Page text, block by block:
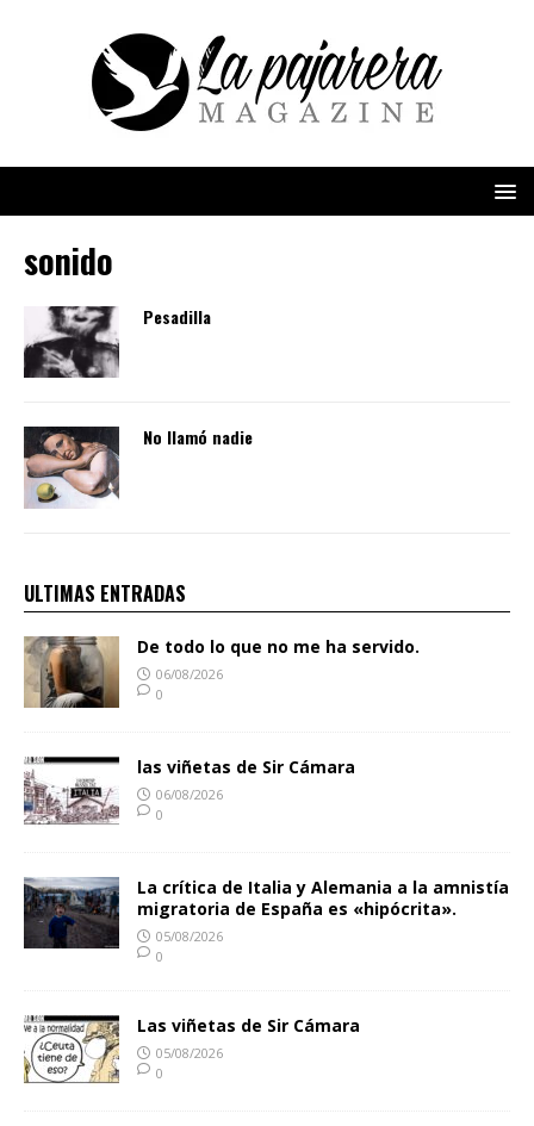
sonido
Pesadilla
No llamó nadie
ULTIMAS ENTRADAS
De todo lo que no me ha servido.
06/08/2026
0
las viñetas de Sir Cámara
06/08/2026
0
La crítica de Italia y Alemania a la amnistía
migratoria de España es «hipócrita».
05/08/2026
0
Las viñetas de Sir Cámara
05/08/2026
0